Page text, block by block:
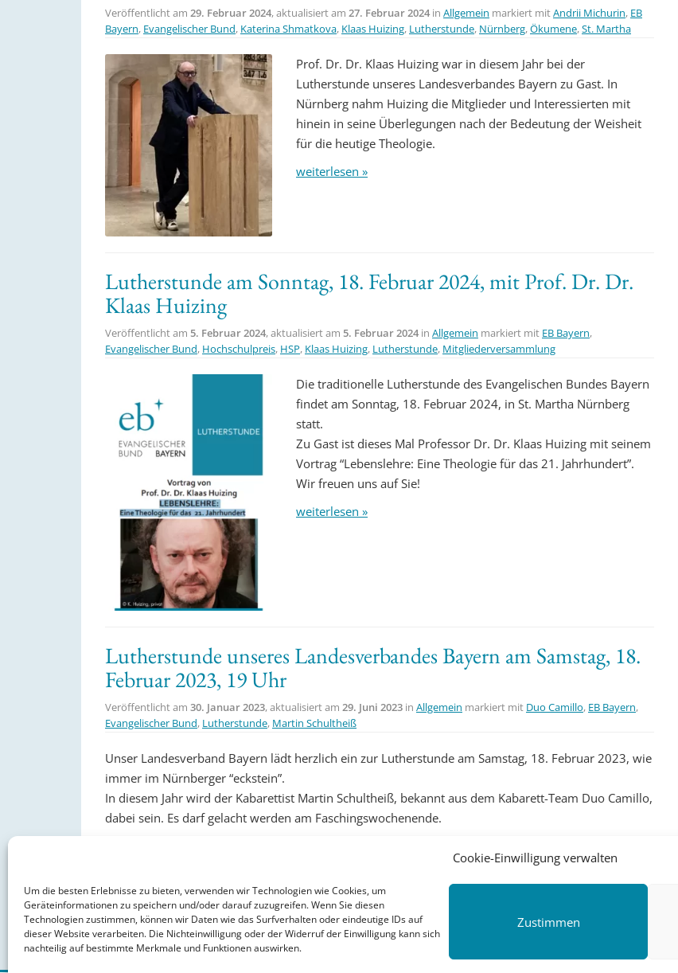
Cookie-Einwilligung verwalten
Um die besten Erlebnisse zu bieten, verwenden wir Technologien wie Cookies, um
Geräteinformationen zu speichern und/oder darauf zuzugreifen. Wenn Sie diesen
Technologien zustimmen, können wir Daten wie das Surfverhalten oder eindeutige IDs auf
dieser Website verarbeiten. Die Nichteinwilligung oder der Widerruf der Einwilligung kann sich
nachteilig auf bestimmte Merkmale und Funktionen auswirken.
Zustimmen
Veröffentlicht am 29. Februar 2024, aktualisiert am 27. Februar 2024 in Allgemein markiert mitAndrii Michurin, EB
Bayern, Evangelischer Bund, Katerina Shmatkova, Klaas Huizing, Lutherstunde, Nürnberg,Ökumene,St. Martha
Prof. Dr. Dr. Klaas Huizing war in diesem Jahr bei der
Lutherstunde unseres Landesverbandes Bayern zu Gast. In
Nürnberg nahm Huizing die Mitglieder und Interessierten mit
hinein in seine Überlegungen nach der Bedeutung der Weisheit
für die heutige Theologie.
weiterlesen »
Lutherstunde am Sonntag, 18. Februar 2024, mit Prof. Dr. Dr.
Klaas Huizing
Veröffentlicht am 5. Februar 2024, aktualisiert am 5. Februar 2024 in Allgemein markiert mit EB Bayern,
Evangelischer Bund, Hochschulpreis, HSP, Klaas Huizing, Lutherstunde, Mitgliederversammlung
Die traditionelle Lutherstunde des Evangelischen Bundes Bayern
findet am Sonntag, 18. Februar 2024, in St. Martha Nürnberg
statt.
Zu Gast ist dieses Mal Professor Dr. Dr. Klaas Huizing mit seinem
Vortrag “Lebenslehre: Eine Theologie für das 21. Jahrhundert”.
Wir freuen uns auf Sie!
weiterlesen »
Lutherstunde unseres Landesverbandes Bayern am Samstag, 18.
Februar 2023, 19 Uhr
Veröffentlicht am 30. Januar 2023, aktualisiert am 29. Juni 2023 in Allgemein markiert mit Duo Camillo, EB Bayern,
Evangelischer Bund, Lutherstunde, Martin Schultheiß
Unser Landesverband Bayern lädt herzlich ein zur Lutherstunde am Samstag, 18. Februar 2023, wie
immer im Nürnberger “eckstein”.
In diesem Jahr wird der Kabarettist Martin Schultheiß, bekannt aus dem Kabarett-Team Duo Camillo,
dabei sein. Es darf gelacht werden am Faschingswochenende.